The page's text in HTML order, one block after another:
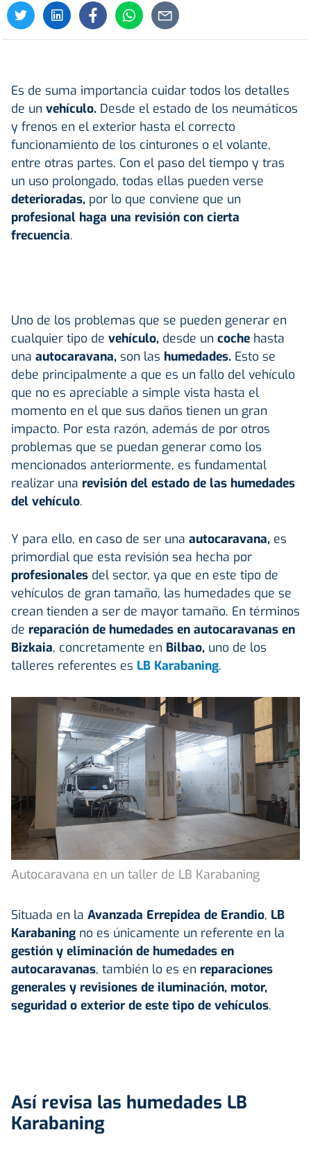
Es de suma importancia cuidar todos los detalles
de un vehículo. Desde el estado de los neumáticos
y frenos en el exterior hasta el correcto
funcionamiento de los cinturones o el volante,
entre otras partes. Con el paso del tiempo y tras
un uso prolongado, todas ellas pueden verse
deterioradas, por lo que conviene que un
profesional haga una revisión con cierta
frecuencia.
Uno de los problemas que se pueden generar en
cualquier tipo de vehículo, desde un coche hasta
una autocaravana, son las humedades. Esto se
debe principalmente a que es un fallo del vehículo
que no es apreciable a simple vista hasta el
momento en el que sus daños tienen un gran
impacto. Por esta razón, además de por otros
problemas que se puedan generar como los
mencionados anteriormente, es fundamental
realizar una revisión del estado de las humedades
del vehículo.
Y para ello, en caso de ser una autocaravana, es
primordial que esta revisión sea hecha por
profesionales del sector, ya que en este tipo de
vehículos de gran tamaño, las humedades que se
crean tienden a ser de mayor tamaño. En términos
de reparación de humedades en autocaravanas en
Bizkaia, concretamente en Bilbao, uno de los
talleres referentes es LB Karabaning.
Autocaravana en un taller de LB Karabaning
Situada en la Avanzada Errepidea de Erandio, LB
Karabaning no es únicamente un referente en la
gestión y eliminación de humedades en
autocaravanas, también lo es en reparaciones
generales y revisiones de iluminación, motor,
seguridad o exterior de este tipo de vehículos.
Así revisa las humedades LB
Karabaning